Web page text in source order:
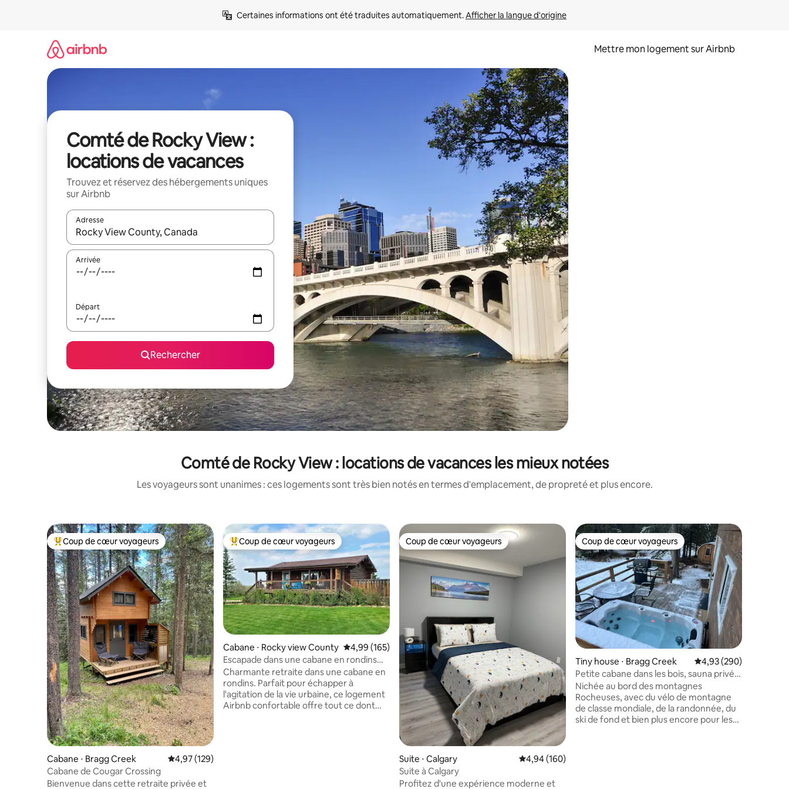
Certaines informations ont été traduites automatiquement. Afficher la langue d'origine
Mettre mon logement sur Airbnb
Comté de Rocky View :
locations de vacances
Trouvez et réservez des hébergements uniques
sur Airbnb
Adresse
Lorsque les résultats s'affichent, utilisez les flèches vers le haut et vers le bas pour les parcourir ou en appuyant et en faisant glisser.
Arrivée
Départ
Rechercher
Comté de Rocky View : locations de vacances les mieux notées
Les voyageurs sont unanimes : ces logements sont très bien notés en termes d'emplacement, de propreté et plus encore.
Coups de cœur voyageurs les plus appréciés
Coup de cœur voyageurs
Cabane ⋅ Bragg Creek Évaluation moyenne sur la base de 129 commentaires : 4,97 sur 5
4,97 (129)
Cabane de Cougar Crossing
Bienvenue dans cette retraite privée et
Coups de cœur voyageurs les plus appréciés
Coup de cœur voyageurs
Cabane ⋅ Rocky view County Évaluation moyenne sur la base de 165 commentaires : 4,99 sur 5
4,99 (165)
Escapade dans une cabane en rondins
avec vue sur la montagne
Charmante retraite dans une cabane en
rondins. Parfait pour échapper à
l'agitation de la vie urbaine, ce logement
Airbnb confortable offre tout ce dont
Coup de cœur voyageurs
Coup de cœur voyageurs
Suite ⋅ Calgary Évaluation moyenne sur la base de 160 commentaires : 4,94 sur 5
4,94 (160)
Suite à Calgary
Profitez d'une expérience moderne et
Coup de cœur voyageurs
Coup de cœur voyageurs
Tiny house ⋅ Bragg Creek Évaluation moyenne
4,93 (290)
Petite cabane dans les bois, sauna privé
et jacuzzi.
Nichée au bord des montagnes
Rocheuses, avec du vélo de montagne
de classe mondiale, de la randonnée, du
ski de fond et bien plus encore pour les